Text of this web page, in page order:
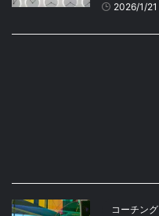
2026/1/21
コーチング